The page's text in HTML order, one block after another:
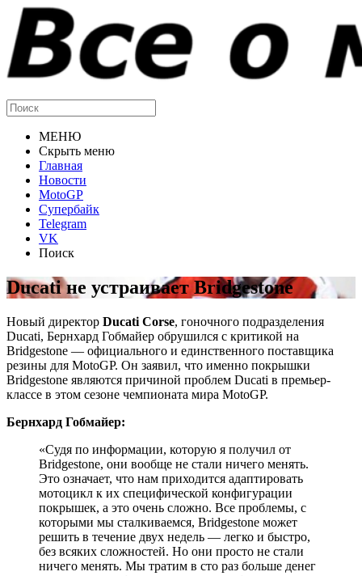
МЕНЮ
Скрыть меню
Главная
Новости
MotoGP
Супербайк
Telegram
VK
Поиск
Ducati не устраивает Bridgestone
Новый директор Ducati Corse, гоночного подразделения
Ducati, Бернхард Гобмайер обрушился с критикой на
Bridgestone — официального и единственного поставщика
резины для MotoGP. Он заявил, что именно покрышки
Bridgestone являются причиной проблем Ducati в премьер-
классе в этом сезоне чемпионата мира MotoGP.
Бернхард Гобмайер:
«Судя по информации, которую я получил от
Bridgestone, они вообще не стали ничего менять.
Это означает, что нам приходится адаптировать
мотоцикл к их специфической конфигурации
покрышек, а это очень сложно. Все проблемы, с
которыми мы сталкиваемся, Bridgestone может
решить в течение двух недель — легко и быстро,
без всяких сложностей. Но они просто не стали
ничего менять. Мы тратим в сто раз больше денег